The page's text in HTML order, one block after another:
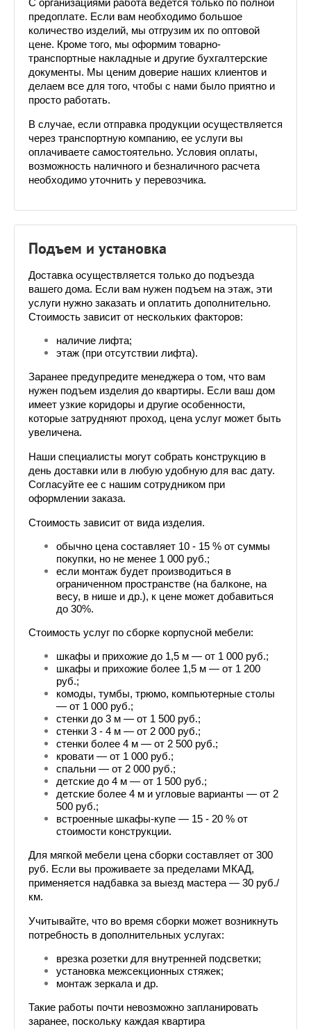
С организациями работа ведется только по полной
предоплате. Если вам необходимо большое
количество изделий, мы отгрузим их по оптовой
цене. Кроме того, мы оформим товарно-
транспортные накладные и другие бухгалтерские
документы. Мы ценим доверие наших клиентов и
делаем все для того, чтобы с нами было приятно и
просто работать.
В случае, если отправка продукции осуществляется
через транспортную компанию, ее услуги вы
оплачиваете самостоятельно. Условия оплаты,
возможность наличного и безналичного расчета
необходимо уточнить у перевозчика.
Подъем и установка
Доставка осуществляется только до подъезда
вашего дома. Если вам нужен подъем на этаж, эти
услуги нужно заказать и оплатить дополнительно.
Стоимость зависит от нескольких факторов:
наличие лифта;
этаж (при отсутствии лифта).
Заранее предупредите менеджера о том, что вам
нужен подъем изделия до квартиры. Если ваш дом
имеет узкие коридоры и другие особенности,
которые затрудняют проход, цена услуг может быть
увеличена.
Наши специалисты могут собрать конструкцию в
день доставки или в любую удобную для вас дату.
Согласуйте ее с нашим сотрудником при
оформлении заказа.
Стоимость зависит от вида изделия.
обычно цена составляет 10 - 15 % от суммы
покупки, но не менее 1 000 руб.;
если монтаж будет производиться в
ограниченном пространстве (на балконе, на
весу, в нише и др.), к цене может добавиться
до 30%.
Стоимость услуг по сборке корпусной мебели:
шкафы и прихожие до 1,5 м — от 1 000 руб.;
шкафы и прихожие более 1,5 м — от 1 200
руб.;
комоды, тумбы, трюмо, компьютерные столы
— от 1 000 руб.;
стенки до 3 м — от 1 500 руб.;
стенки 3 - 4 м — от 2 000 руб.;
стенки более 4 м — от 2 500 руб.;
кровати — от 1 000 руб.;
спальни — от 2 000 руб.;
детские до 4 м — от 1 500 руб.;
детские более 4 м и угловые варианты — от 2
500 руб.;
встроенные шкафы-купе — 15 - 20 % от
стоимости конструкции.
Для мягкой мебели цена сборки составляет от 300
руб. Если вы проживаете за пределами МКАД,
применяется надбавка за выезд мастера — 30 руб./
км.
Учитывайте, что во время сборки может возникнуть
потребность в дополнительных услугах:
врезка розетки для внутренней подсветки;
установка межсекционных стяжек;
монтаж зеркала и др.
Такие работы почти невозможно запланировать
заранее, поскольку каждая квартира